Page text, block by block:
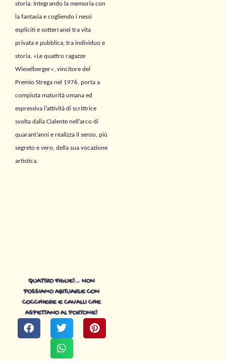
QUATTRO FIGLIE!… NON
POSSIAMO ABITUARLE CON
COCCHIERE E CAVALLI CHE
ASPETTANO AL PORTONE!
storia. Integrando la memoria con
la fantasia e cogliendo i nessi
espliciti e sotterranei tra vita
privata e pubblica, tra individuo e
storia, «Le quattro ragazze
Wieselberger», vincitore del
Premio Strega nel 1976, porta a
compiuta maturità umana ed
espressiva l’attività di scrittrice
svolta dalla Cialente nell’arco di
quarant’anni e realizza il senso, più
segreto e vero, della sua vocazione
artistica.